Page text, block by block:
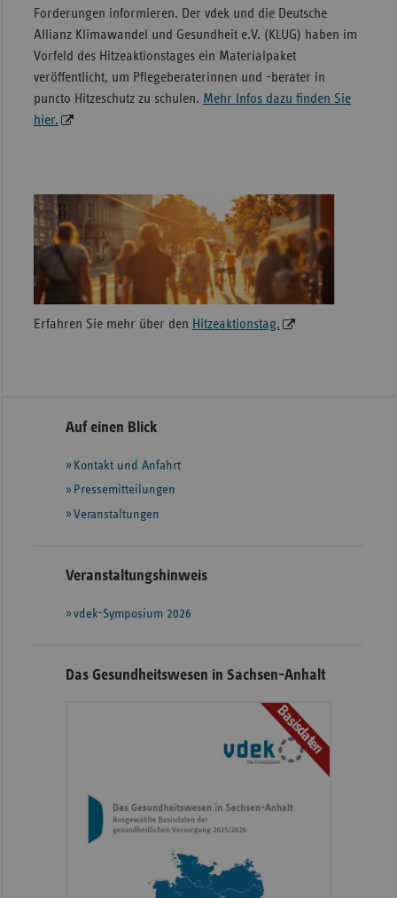
Forderungen informieren. Der vdek und die Deutsche
Allianz Klimawandel und Gesundheit e.V. (KLUG) haben im
Vorfeld des Hitzeaktionstages ein Materialpaket
veröffentlicht, um Pflegeberaterinnen und -berater in
puncto Hitzeschutz zu schulen. Mehr Infos dazu finden Sie
hier.
Erfahren Sie mehr über den Hitzeaktionstag.
Seitennavigation
Seitenleiste
weiteren
Informationen
Auf einen Blick
Kontakt und Anfahrt
Pressemitteilungen
Veranstaltungen
Veranstaltungshinweis
vdek-Symposium 2026
Das Gesundheitswesen in Sachsen-Anhalt
Basisdaten